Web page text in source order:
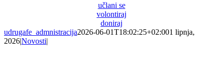
učlani se
volontiraj
doniraj
udrugafe_admnistracija2026-06-01T18:02:25+02:001 lipnja,
2026|Novosti|